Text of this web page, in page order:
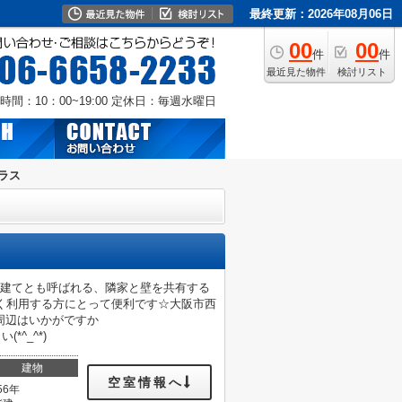
最終更新：2026年08月06日
00件
最近見た物件
00件
検討リスト
間：10：00~19:00 定休日：毎週水曜日
ス
てとも呼ばれる、隣家と壁を共有する
利用する方にとって便利です☆大阪市西
辺はいかがですか
(*^_^*)
建物
年
空室情報へ